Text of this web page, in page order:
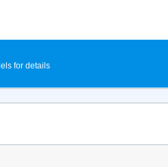
for details